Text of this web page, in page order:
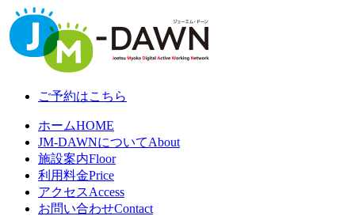
ご予約はこちら
ホームHOME
JM-DAWNについてAbout
施設案内Floor
利用料金Price
アクセスAccess
お問い合わせContact